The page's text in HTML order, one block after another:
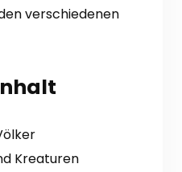
verschiedenen
Kreaturen